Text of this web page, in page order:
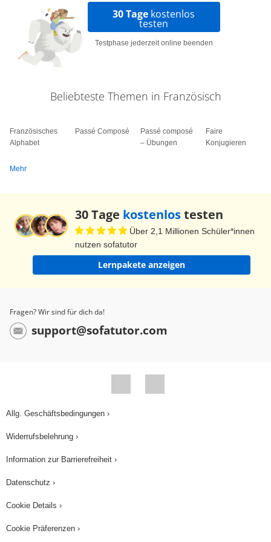
kleingeschrieben, sogar Substantive wie la
maison. Ebenso werden französische Verben,
Adjektive, Adverbien, Präpositionen,
Konjunktionen, Begleiter und Pronomen klein
Satzanfang. Das war gar nicht so schwer, oder?
ich dir mit diesem Video weiterhelfen konnte.
30 Tage kostenlos
testen
Testphase jederzeit online beenden
Beliebteste Themen in Französisch
Französisches
Alphabet
Passé Composé
Passé composé
– Übungen
Faire
Konjugieren
Mehr
30 Tage kostenlostesten
Über 2,1 Millionen Schüler*innen
nutzen sofatutor
Lernpakete anzeigen
Fragen? Wir sind für dich da!
support@sofatutor.com
Allg. Geschäftsbedingungen ›
Widerrufsbelehrung ›
Information zur Barrierefreiheit ›
Datenschutz ›
Cookie Details ›
Cookie Präferenzen ›